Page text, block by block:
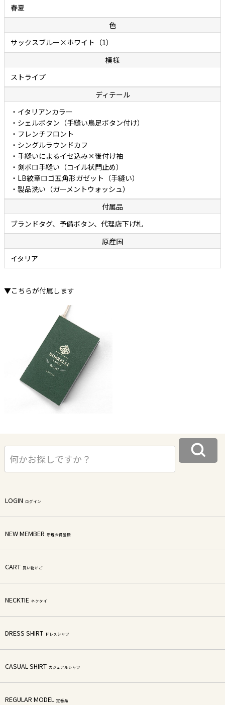
荷がかからないように低速で織り上げたポプリンは、涼しげな風合い
とさらっとした爽やかな肌触りを合わせ持ち、汗でベトつきにくく
（生地が肌に張り付きにくく）夏でも快適に着用できることが特徴で
す。さりげない節（ふし）のある涼しげな表情ですが、実際にはリネ
ンの混率は約半分なので、リネン100%に比べて深いシワが入りにくく
扱いやすいこともポイントです。爽やかさの中にも優しさが感じられ
る、リネンとコットン両者の持ち味がよく表れた秀逸ファブリックで
デザインは、異なるピッチのストライプを巧みに組み合わせたクレイ
ジーストライプ。視線を引きつけるデザインでありながら、全体は落
ち着いたトーンでまとめることで派手になりすぎず、大人らしいバラ
ンスに仕上げています。さりげない変化が奥行きを生み、シンプルな
装いに取り入れるだけで着こなしにニュアンスをプラス。一枚で主役
になる存在感を持ちながら、コーディネートに自然と馴染む汎用性の
高さも魅力です。 ボレッリのカジュアルシャツには、洗い（ウォッシ
ュ）が施されています。洗いを施すことで生地のコシが程よく抜け、
独特なやわらかさと肌に馴染むタッチが生み出されています。面倒な
アイロン掛けは不要。洗いざらしでカッコよく着ていただけます。
春夏
色
サックスブルー×ホワイト（1）
模様
ストライプ
ディテール
・イタリアンカラー
・シェルボタン（手縫い鳥足ボタン付け）
・フレンチフロント
・シングルラウンドカフ
・手縫いによるイセ込み×後付け袖
・剣ボロ手縫い（コイル状閂止め）
・LB紋章ロゴ五角形ガゼット（手縫い）
・製品洗い（ガーメントウォッシュ）
付属品
ブランドタグ、予備ボタン、代理店下げ札
原産国
イタリア
▼こちらが付属します
LOGIN ログイン
NEW MEMBER 新規会員登録
CART 買い物かご
NECKTIE ネクタイ
DRESS SHIRT ドレスシャツ
CASUAL SHIRT カジュアルシャツ
REGULAR MODEL 定番品